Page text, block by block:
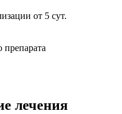
от 5 сут.
препарата
лечения